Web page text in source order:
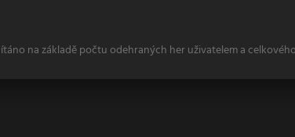
na základě počtu odehraných her uživatelem a